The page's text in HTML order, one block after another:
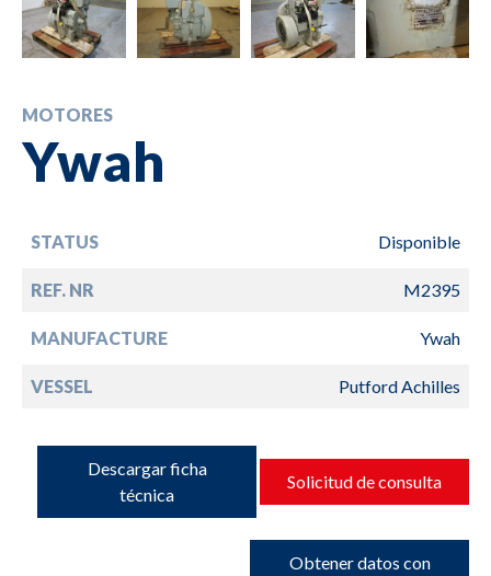
MOTORES
Ywah
STATUS Disponible
REF. NR M2395
MANUFACTURE Ywah
VESSEL Putford Achilles
Descargar ficha
técnica
Solicitud de consulta
Obtener datos con